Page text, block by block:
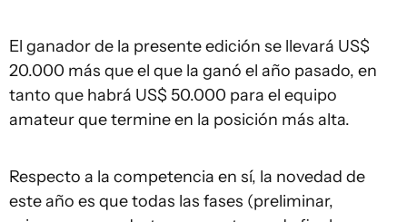
El ganador de la presente edición se llevará US$
20.000 más que el que la ganó el año pasado, en
tanto que habrá US$ 50.000 para el equipo
amateur que termine en la posición más alta.
Respecto a la competencia en sí, la novedad de
este año es que todas las fases (preliminar,